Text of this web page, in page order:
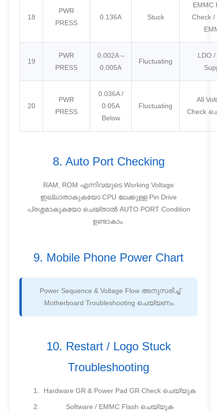
18
PWR
PRESS
0.136A Stuck
EMMC
Check /
19
PWR
PRESS
0.002A –
0.005A
Fluctuating
LDO
20
PWR
PRESS
0.036A /
0.05A
Below
Fluctuating
All
Check
8. Auto Port Checking
RAM, ROM എന്നിവയുടെ Working Voltage
ഇല്ലാതാകുകയോ CPU ലേക്കുള്ള Pin Drive
പ്രശ്നമാകുകയോ ചെയ്താൽ AUTO PORT Condition
ഉണ്ടാകാം.
9. Mobile Phone Power Chart
Power Sequence & Voltage Flow അനുസരിച്ച്
Motherboard Troubleshooting ചെയ്യണം.
10. Restart / Logo Stuck
Troubleshooting
Hardware GR & Power Pad GR Check ചെയ്യുക
Software / EMMC Flash ചെയ്യുക